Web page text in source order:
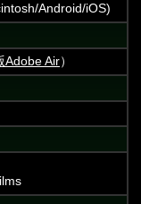
Android/iOS)
Adobe Air）